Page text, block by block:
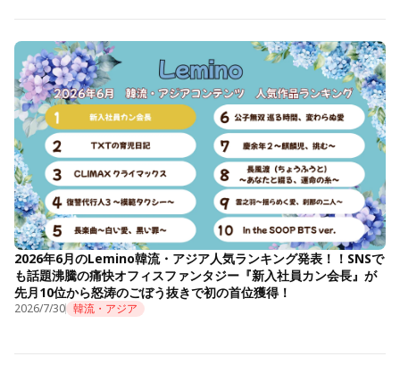
2026年6月のLemino韓流・アジア人気ランキング発表！！SNSで
も話題沸騰の痛快オフィスファンタジー『新入社員カン会長』が
先月10位から怒涛のごぼう抜きで初の首位獲得！
2026/7/30 韓流・アジア